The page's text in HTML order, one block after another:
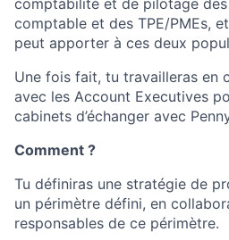
comptabilité et de pilotage des
comptable et des TPE/PMEs,
peut apporter à ces deux
Une fois fait, tu travailleras en
avec les Account Executives
cabinets d’échanger avec
Comment ?
Tu définiras une stratégie de
un périmètre défini, en
responsables de ce périmètre.